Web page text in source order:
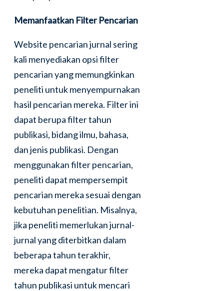
Memanfaatkan Filter Pencarian
Website pencarian jurnal sering
kali menyediakan opsi filter
pencarian yang memungkinkan
peneliti untuk menyempurnakan
hasil pencarian mereka. Filter ini
dapat berupa filter tahun
publikasi, bidang ilmu, bahasa,
dan jenis publikasi. Dengan
menggunakan filter pencarian,
peneliti dapat mempersempit
pencarian mereka sesuai dengan
kebutuhan penelitian. Misalnya,
jika peneliti memerlukan jurnal-
jurnal yang diterbitkan dalam
beberapa tahun terakhir,
mereka dapat mengatur filter
tahun publikasi untuk mencari